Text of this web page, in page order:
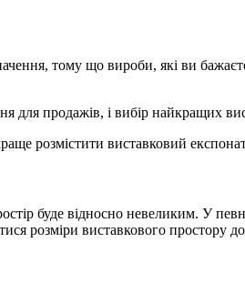
тому що вироби, які ви
для продажів, і вибір найкращих
розмістити виставковий
буде відносно невеликим. У
розміри виставкового простору